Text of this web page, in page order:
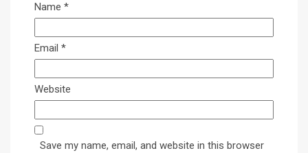
Name *
Email *
Website
Save my name, email, and website in this browser